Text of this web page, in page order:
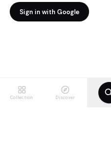
Sign in with Google
Collection Discover